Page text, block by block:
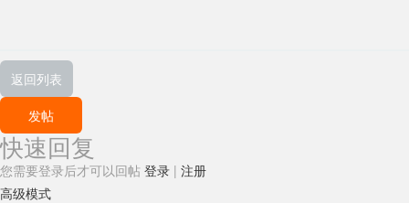
返回列表
发帖
快速回复
您需要登录后才可以回帖 登录 | 注册
高级模式